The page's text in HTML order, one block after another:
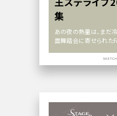
集
あの夜の熱量は、まだ
面舞踏会に寄せられた
SKETCH